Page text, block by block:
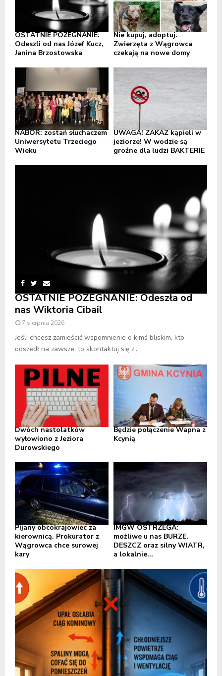
OSTATNIE POŻEGNANIE:
Odeszli od nas Józef Kucz,
Janina Brzostowska
Nie kupuj, adoptuj.
Zwierzęta z Wągrowca
czekają na nowe domy
NABÓR: zostań słuchaczem
Uniwersytetu Trzeciego
Wieku
UWAGA! ZAKAZ kąpieli w
jeziorze! W wodzie są
groźne dla ludzi BAKTERIE
OSTATNIE POŻEGNANIE: Odeszła od
nas Wiktoria Cibail
7 sierpnia 2026
Jeśli chcesz zamieścić wspomnienie o kimś bliskim, kto
odszedł na zawsze, to skontaktuj się z...
Dwóch nastolatków
wyłowiono z Jeziora
Durowskiego
Będzie połączenie Wapna z
Kcynią
Pijany obcokrajowiec za
kierownicą. Prokurator z
Wągrowca chce surowej
kary
IMGW OSTRZEGA:
możliwe u nas BURZE,
DESZCZ oraz silny WIATR,
a lokalnie...